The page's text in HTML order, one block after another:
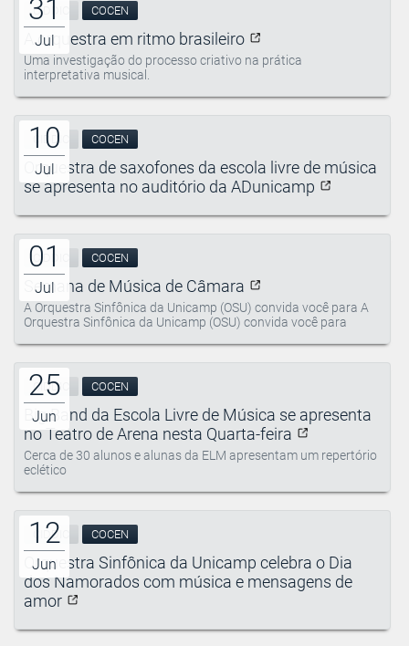
31
Jul
CIDDIC COCEN
A orquestra em ritmo brasileiro
Uma investigação do processo criativo na prática
interpretativa musical.
10
Jul
CIDDIC COCEN
Orquestra de saxofones da escola livre de música
se apresenta no auditório da ADunicamp
01
Jul
CIDDIC COCEN
Semana de Música de Câmara
A Orquestra Sinfônica da Unicamp (OSU) convida você para A
Orquestra Sinfônica da Unicamp (OSU) convida você para
25
Jun
CIDDIC COCEN
Big Band da Escola Livre de Música se apresenta
no Teatro de Arena nesta Quarta-feira
Cerca de 30 alunos e alunas da ELM apresentam um repertório
eclético
12
Jun
CIDDIC COCEN
Orquestra Sinfônica da Unicamp celebra o Dia
dos Namorados com música e mensagens de
amor